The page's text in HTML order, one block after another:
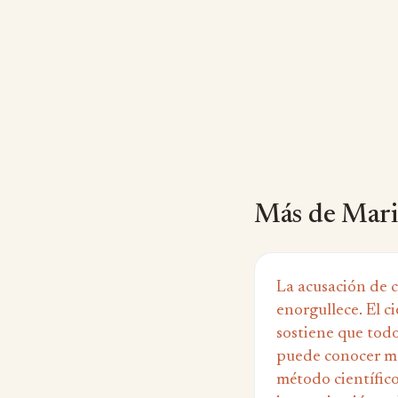
Más de
La acusación de
enorgullece. El
sostiene que
puede conocer
método